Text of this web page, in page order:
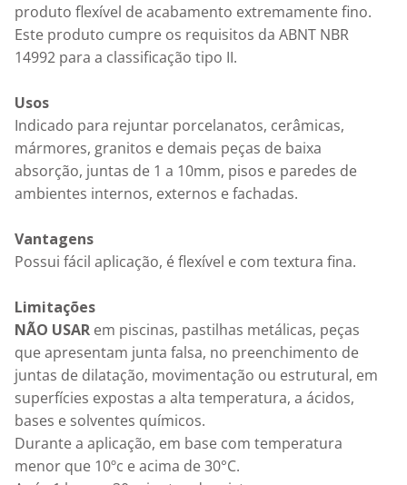
produto flexível de acabamento extremamente fino.
Este produto cumpre os requisitos da ABNT NBR
14992 para a classificação tipo II.
Usos
Indicado para rejuntar porcelanatos, cerâmicas,
mármores, granitos e demais peças de baixa
absorção, juntas de 1 a 10mm, pisos e paredes de
ambientes internos, externos e fachadas.
Vantagens
Possui fácil aplicação, é flexível e com textura fina.
Limitações
NÃO USAR em piscinas, pastilhas metálicas, peças
que apresentam junta falsa, no preenchimento de
juntas de dilatação, movimentação ou estrutural, em
superfícies expostas a alta temperatura, a ácidos,
bases e solventes químicos.
Durante a aplicação, em base com temperatura
menor que 10ºc e acima de 30°C.